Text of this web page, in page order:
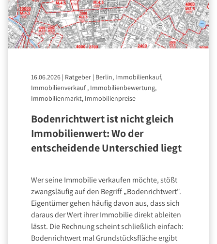
16.06.2026 | Ratgeber | Berlin, Immobilienkauf,
Immobilienverkauf , Immobilienbewertung,
Immobilienmarkt, Immobilienpreise
Bodenrichtwert ist nicht gleich
Immobilienwert: Wo der
entscheidende Unterschied liegt
Wer seine Immobilie verkaufen möchte, stößt
zwangsläufig auf den Begriff „Bodenrichtwert".
Eigentümer gehen häufig davon aus, dass sich
daraus der Wert ihrer Immobilie direkt ableiten
lässt. Die Rechnung scheint schließlich einfach:
Bodenrichtwert mal Grundstücksfläche ergibt